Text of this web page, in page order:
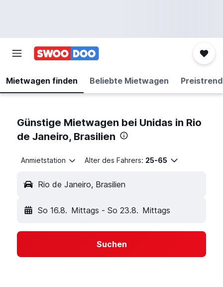
Mietwagen finden Beliebte Mietwagen
Günstige Mietwagen bei Unidas in Rio
de Janeiro, Brasilien
Anmietstation Alter des Fahrers: 25-65
Rio de Janeiro, Brasilien
So 16.8. Mittags - So 23.8. Mittags
Suchen